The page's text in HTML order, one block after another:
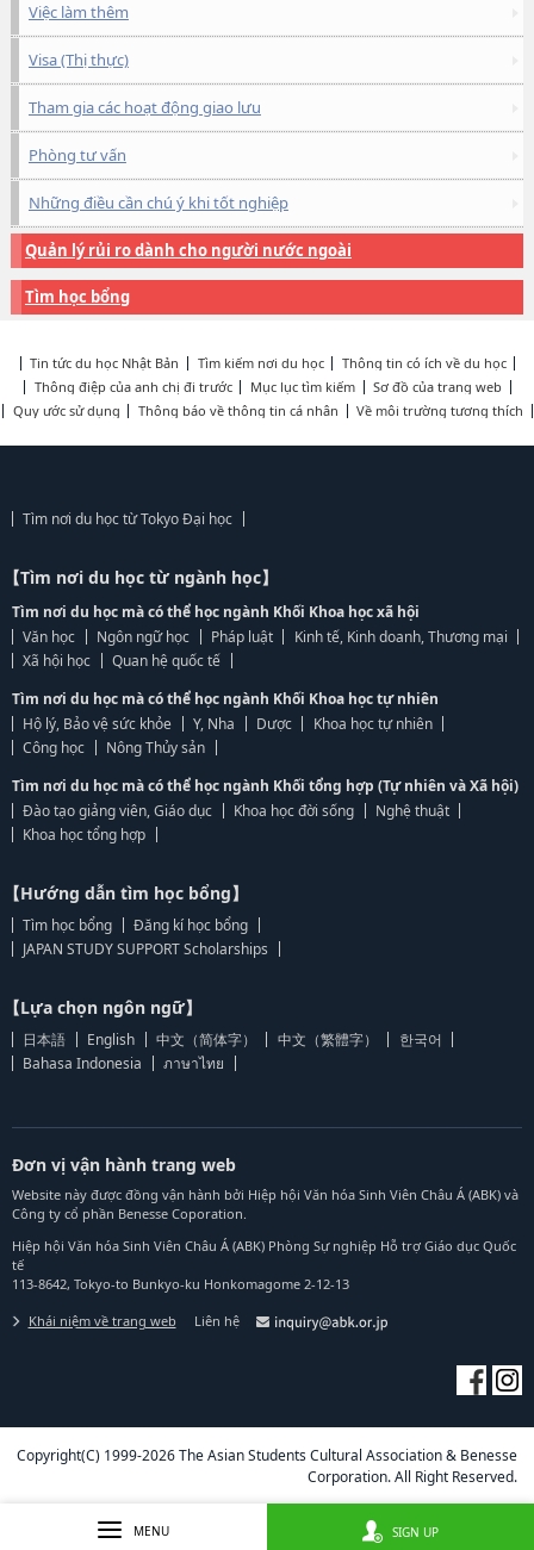
Việc làm thêm
Visa (Thị thực)
Tham gia các hoạt động giao lưu
Phòng tư vấn
Những điều cần chú ý khi tốt nghiệp
Quản lý rủi ro dành cho người nước ngoài
Tìm học bổng
Tin tức du học Nhật Bản Tìm kiếm nơi du học
Thông tin có ích về du học
Thông điệp của anh chị đi trước
Mục lục tìm kiếm
Sơ đồ của trang web
Quy ước sử dụng
Thông báo về thông tin cá nhân Về môi trường tương thích
Tìm nơi du học từ Tokyo Đại học
【Tìm nơi du học từ ngành học】
Tìm nơi du học mà có thể học ngành Khối Khoa học xã hội
Văn học
Ngôn ngữ học Pháp luật
Kinh tế, Kinh doanh, Thương mại
Xã hội học
Quan hệ quốc tế
Tìm nơi du học mà có thể học ngành Khối Khoa học tự nhiên
Hộ lý, Bảo vệ sức khỏe
Y, Nha Dược
Khoa học tự nhiên
Công học
Nông Thủy sản
Tìm nơi du học mà có thể học ngành Khối tổng hợp (Tự nhiên và Xã hội)
Đào tạo giảng viên, Giáo dục
Khoa học đời sống
Nghệ thuật
Khoa học tổng hợp
【Hướng dẫn tìm học bổng】
Tìm học bổng
Đăng kí học bổng
JAPAN STUDY SUPPORT Scholarships
【Lựa chọn ngôn ngữ】
日本語 English 中文（简体字） 中文（繁體字）
한국어
Bahasa Indonesia
ภาษาไทย
Đơn vị vận hành trang web
Website này được đồng vận hành bởi Hiệp hội Văn hóa Sinh Viên Châu Á (ABK) và
Công ty cổ phần Benesse Coporation.
Hiệp hội Văn hóa Sinh Viên Châu Á (ABK) Phòng Sự nghiệp Hỗ trợ Giáo dục Quốc
tế
113-8642, Tokyo-to Bunkyo-ku Honkomagome 2-12-13
Khái niệm về trang web Liên hệ
Copyright(C) 1999-2026 The Asian Students Cultural Association & Benesse
Corporation. All Right Reserved.
MENU SIGN UP